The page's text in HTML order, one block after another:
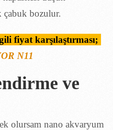
çabuk bozulur.
fiyat karşılaştırması;
N11
ve
olursam nano akvaryum